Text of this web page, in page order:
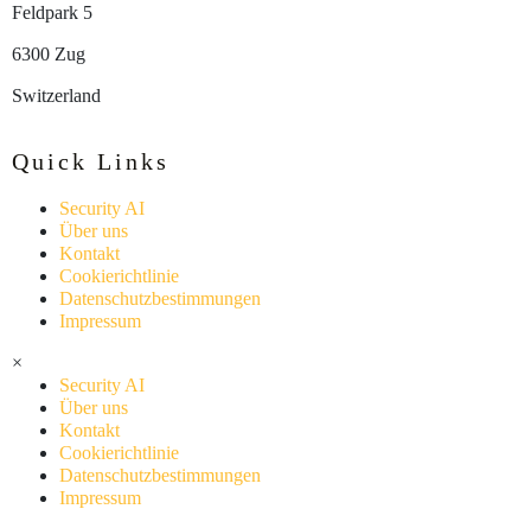
Feldpark 5
6300 Zug
Switzerland
Quick Links
Security AI
Über uns
Kontakt
Cookierichtlinie
Datenschutzbestimmungen
Impressum
×
Security AI
Über uns
Kontakt
Cookierichtlinie
Datenschutzbestimmungen
Impressum